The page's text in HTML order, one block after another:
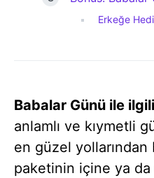
Erkeğe
Babalar Günü ile
anlamlı ve kıymetli
en güzel
paketinin içine ya